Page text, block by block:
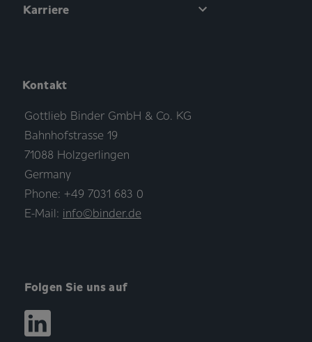
Karriere
Kontakt
Gottlieb Binder GmbH & Co. KG
Bahnhofstrasse 19
71088 Holzgerlingen
Germany
Phone: +49 7031 683 0
E-Mail: info©binder.de
Folgen Sie uns auf